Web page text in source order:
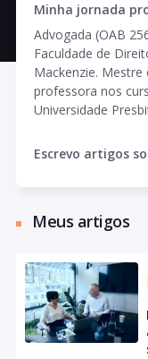
Escrevo artigos
Minha jornada
Advogada (OAB
Faculdade de
Mackenzie. Mestre
professora nos
Universidade
Liderança e
empresas e
mentoria de
para a nova
Gestão.
Meus artigos